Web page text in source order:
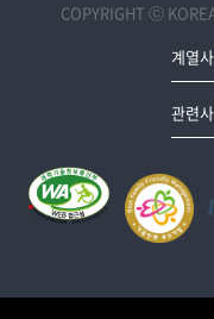
COPYRIGHT ⓒ
계열사
관련